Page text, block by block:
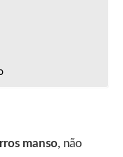
manso, não